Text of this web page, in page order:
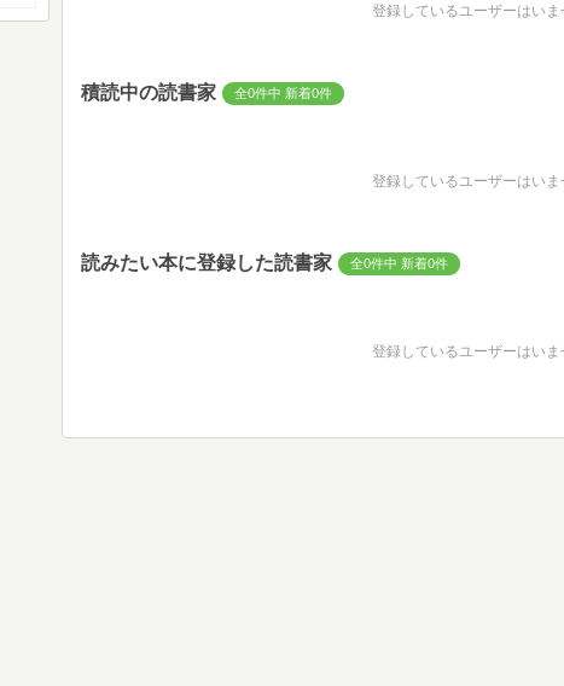
登録しているユーザーはいま
積読中の読書家 全0件中 新着0件
登録しているユーザーはいま
読みたい本に登録した読書家 全0件中 新着0件
登録しているユーザーはいま